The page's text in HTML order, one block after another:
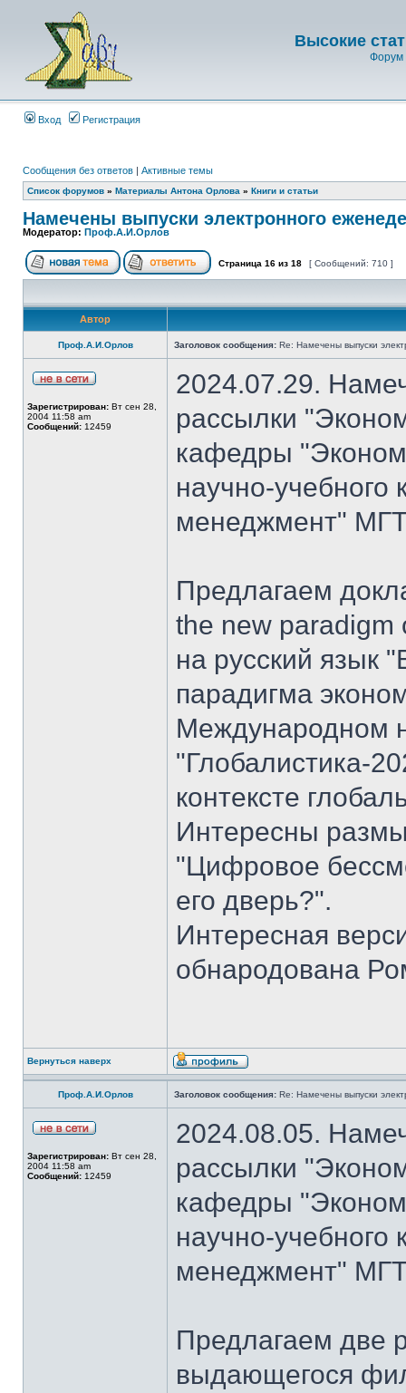
Высокие
Форум
Вход Регистрация
Сообщения без ответов | Активные темы
Список форумов » Материалы Антона Орлова » Книги и статьи
Намечены выпуски электронного
Модератор: Проф.А.И.Орлов
Страница 16 из 18 [ Сообщений: 710 ]
Автор
Проф.А.И.Орлов Заголовок сообщения: Re: Намечены выпуски
Зарегистрирован: Вт сен 28,
2004 11:58 am
Сообщений: 12459
2024.07.29.
рассылки
кафедры
научно-
менеджмент"
Предлагаем
the new paradigm
на русский язык
парадигма
Международном
"Глобалистика-
контексте
Интересны
"Цифровое
его дверь?".
Интересная
обнародована
Вернуться наверх
Проф.А.И.Орлов Заголовок сообщения: Re: Намечены выпуски
Зарегистрирован: Вт сен 28,
2004 11:58 am
Сообщений: 12459
2024.08.05.
рассылки
кафедры
научно-
менеджмент"
Предлагаем две
выдающегося